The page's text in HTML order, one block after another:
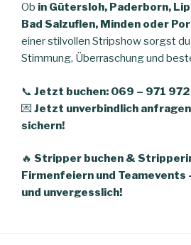
Ob in Gütersloh, Paderborn,
Bad Salzuflen, Minden oder
einer stilvollen Stripshow sorgst
Stimmung, Überraschung und
📞 Jetzt buchen: 069 – 971
💌 Jetzt unverbindlich
sichern!
🔥 Stripper buchen &
Firmenfeiern und Teamevents
und unvergesslich!